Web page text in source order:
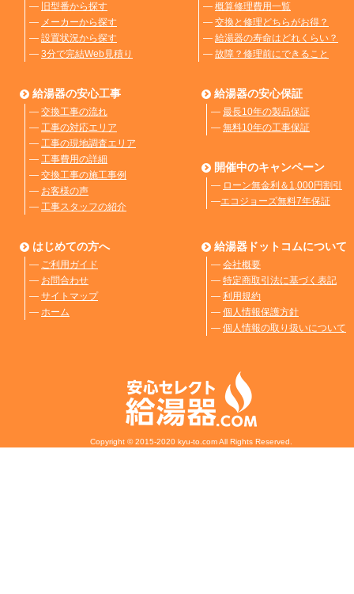
― 旧型番から探す
― メーカーから探す
― 設置状況から探す
― 3分で完結Web見積り
― 概算修理費用一覧
― 交換と修理どちらがお得？
― 給湯器の寿命はどれくらい？
― 故障？修理前にできること
給湯器の安心工事
― 交換工事の流れ
― 工事の対応エリア
― 工事の現地調査エリア
― 工事費用の詳細
― 交換工事の施工事例
― お客様の声
― 工事スタッフの紹介
給湯器の安心保証
― 最長10年の製品保証
― 無料10年の工事保証
開催中のキャンペーン
― ローン無金利＆1,000円割引
―エコジョーズ無料7年保証
はじめての方へ
― ご利用ガイド
― お問合わせ
― サイトマップ
― ホーム
給湯器ドットコムについて
― 会社概要
― 特定商取引法に基づく表記
― 利用規約
― 個人情報保護方針
― 個人情報の取り扱いについて
Copyright © 2015-2020 kyu-to.com All Rights Reserved.